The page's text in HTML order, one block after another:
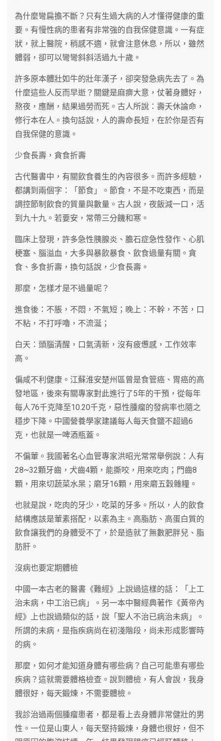
為什麼彎扁擔不斷？只有生過大病的人才懂得健康的重
要。有慢性病的患者有非常強的自我保健意識。一有症
狀，就上醫院，稍感不適，就會注意休息，所以，雖然
體弱，卻可以彎彎斜斜活過九十歲。
許多原本體壯如牛的壯年漢子，卻突發急病先去了。為
什麼這些人反而早逝？關鍵是麻痹大意，仗著身體好，
熬夜，應酬，結果過勞而死。古人所說：壽夭休論命，
修行本在人。換句話說，人的壽命長短，在於你是否有
自我保健的意識。
少食長壽，貪食折壽
古代醫書中，有關飲食養生的內容很多。而許多經驗，
都講到兩個字：「節食」。節食，不是不吃東西，而是
調控節制飲食的質量與數量。古人說，夜飯減一口，活
到九十九。若要安，常帶三分饑和寒。
臨床上發現，許多急性胰腺炎、膽石症急性發作、心肌
梗塞、腦溢血，大多與暴飲暴食、飲食過量有關。貪
食、多食折壽，換句話說，少食長壽。
那麼，怎樣才是不過量呢？
進食後：不脹，不悶，不氣短；晚上：不幹，不苦，口
不粘，不打呼嚕，不流涎；
白天：頭腦清醒，口氣清新，沒有疲憊感，工作效率
高。
偏咸不利健康。江蘇淮安楚州區曾是食管癌、胃癌的高
發地區，後來有關專家對此進行了5年的干預，從每年
每人76千克降至10.20千克，惡性腫瘤的發病率也隨之
穩步下降。中國營養學家建議每人每天食鹽不超過6
克，也就是一啤酒瓶蓋。
不偏葷。我國著名心血管專家洪昭光常常舉例說：人有
28~32顆牙齒，犬齒4顆，能撕咬，用來吃肉；門齒8
顆，用來切蔬菜水杲；磨牙16顆，用來磨五穀雜糧。
也就是說，吃肉的牙少，吃菜的牙多。所以，人的飲食
結構應該是葷素搭配，以素為主。高脂肪、高蛋白質的
飲食讓我們的身體受不了，於是造就了無數肥胖兒、脂
肪肝。
沒病也要定期體檢
中國一本古老的醫書《難經》上說過這樣的話：「上工
治未病，中工治已病」。另一本中醫經典著作《黃帝內
經》上也說過類似的話，說「聖人不治已病治未病」。
所謂的未病，是指疾病尚在初淺階段，尚未形成影響時
的病。
那麼，如何才能知道身體有哪些病？自己可能患有哪些
疾病？這就需要體格檢查。說到體檢，有人會說，我身
體很好，每天鍛煉，不需要體檢。
我診治過兩個腫瘤患者，都是看上去身體非常健壯的男
性。一位是山東人，每天堅持鍛煉，身體也很好，但不